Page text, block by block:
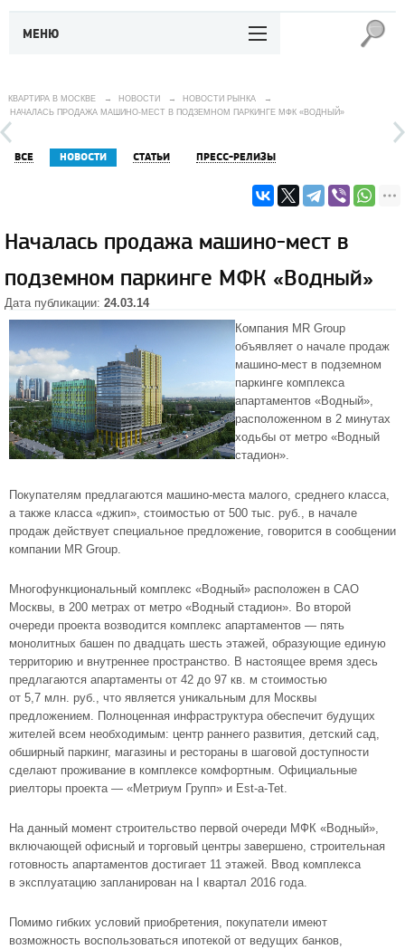
МЕНЮ
КВАРТИРА В МОСКВЕ → НОВОСТИ → НОВОСТИ РЫНКА
→
НАЧАЛАСЬ ПРОДАЖА МАШИНО-МЕСТ В ПОДЗЕМНОМ ПАРКИНГЕ МФК «ВОДНЫЙ»
ВСЕ НОВОСТИ СТАТЬИ ПРЕСС-РЕЛИЗЫ
Началась продажа машино-мест в
подземном паркинге МФК «Водный»
Дата публикации: 24.03.14
Компания MR Group
объявляет о начале продаж
машино-мест в подземном
паркинге комплекса
апартаментов «Водный»,
расположенном в 2 минутах
ходьбы от метро «Водный
стадион».
Покупателям предлагаются машино-местамалого, среднего класса,
а также класса «джип», стоимостью от 500 тыс. руб., в начале
продаж действует специальное предложение, говорится в сообщении
компании MR Group.
Многофункциональный комплекс «Водный» расположен в САО
Москвы, в 200 метрах от метро «Водный стадион». Во второй
очереди проекта возводится комплекс апартаментов — пять
монолитных башен по двадцать шесть этажей, образующие единую
территорию и внутреннее пространство. В настоящее время здесь
предлагаются апартаменты от 42 до 97 кв. м стоимостью
от 5,7 млн. руб., что является уникальным для Москвы
предложением. Полноценная инфраструктура обеспечит будущих
жителей всем необходимым: центр раннего развития, детский сад,
обширный паркинг, магазины и рестораны в шаговой доступности
сделают проживание в комплексе комфортным. Официальные
риелторы проекта — «Метриум Групп» и Est-a-Tet.
На данный момент строительство первой очереди МФК «Водный»,
включающей офисный и торговый центры завершено, строительная
готовность апартаментов достигает 11 этажей. Ввод комплекса
в эксплуатацию запланирован на I квартал 2016 года.
Помимо гибких условий приобретения, покупатели имеют
возможность воспользоваться ипотекой от ведущих банков,